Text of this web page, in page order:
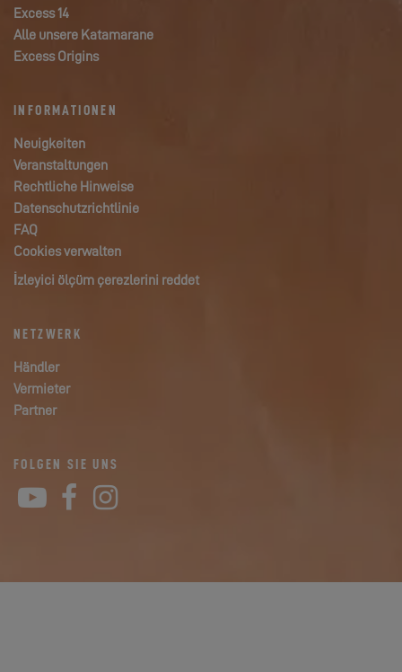
Excess 14
Alle unsere Katamarane
Excess Origins
INFORMATIONEN
Neuigkeiten
Veranstaltungen
Rechtliche Hinweise
Datenschutzrichtlinie
FAQ
Cookies verwalten
İzleyici ölçüm çerezlerini reddet
NETZWERK
Händler
Vermieter
Partner
FOLGEN SIE UNS
YouTube
Facebook
Instagram